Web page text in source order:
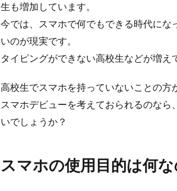
生も増加しています。
今では、スマホで何でもできる時代に
いのが現実です。
タイピングができない高校生などが増え
高校生でスマホを持っていないことの方
スマホデビューを考えておられるのな
いでしょうか？
スマホの使用目的は何な